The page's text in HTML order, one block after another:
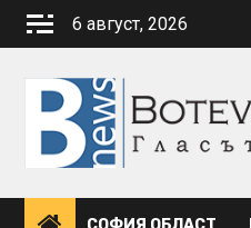
Skip
6 август, 2026